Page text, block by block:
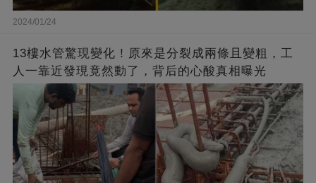
2024/01/24
13樓水管驚現變化！原來是分裂成兩條且變粗，工
人一靠近發現竟然動了，背后的心酸真相曝光